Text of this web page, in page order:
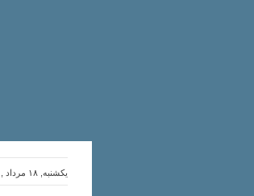
یکشنبه, ۱۸ مرداد , ۱۴۰۵ |